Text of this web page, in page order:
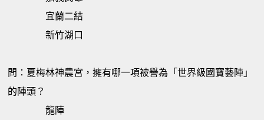
宜蘭二結
新竹湖口
問：夏梅林神農宮，擁有哪一項被譽為「世界級國寶藝陣」
的陣頭？
龍陣